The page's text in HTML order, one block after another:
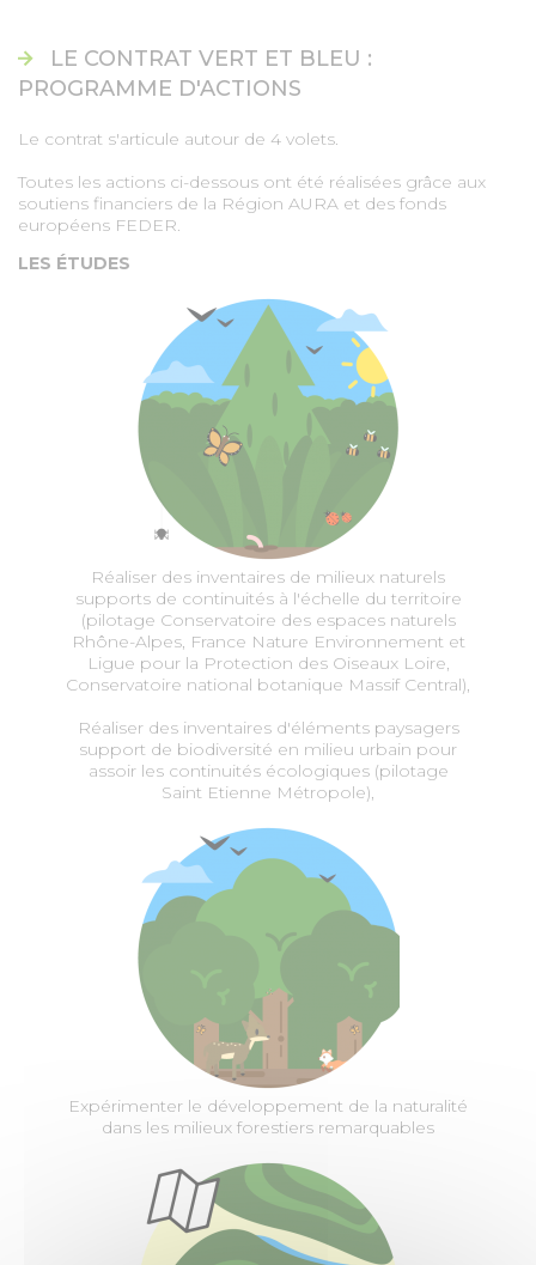
LE CONTRAT VERT ET BLEU :
PROGRAMME D'ACTIONS
Le contrat s'articule autour de 4 volets.
Toutes les actions ci-dessous ont été réalisées grâce aux
soutiens financiers de la Région AURA et des fonds
européens FEDER.
LES ÉTUDES
Réaliser des inventaires de milieux naturels
supports de continuités à l'échelle du territoire
(pilotage Conservatoire des espaces naturels
Rhône-Alpes, France Nature Environnement et
Ligue pour la Protection des Oiseaux Loire,
Conservatoire national botanique Massif Central),
Réaliser des inventaires d'éléments paysagers
support de biodiversité en milieu urbain pour
assoir les continuités écologiques (pilotage
Saint Etienne Métropole),
Expérimenter le développement de la naturalité
dans les milieux forestiers remarquables